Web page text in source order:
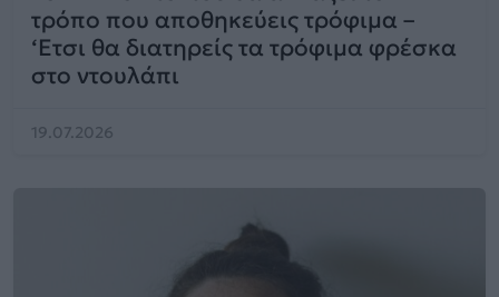
τρόπο που αποθηκεύεις τρόφιμα –
‘Ετσι θα διατηρείς τα τρόφιμα φρέσκα
στο ντουλάπι
19.07.2026